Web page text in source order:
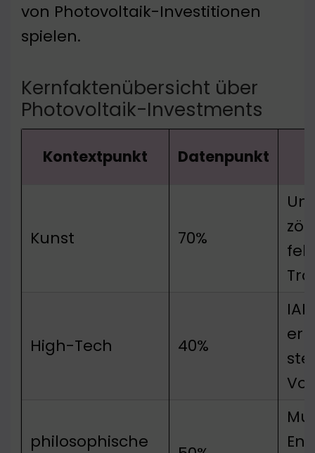
von Photovoltaik-Investitionen
spielen.
Kernfaktenübersicht über
Photovoltaik-Investments
Kontextpunkt Datenpunkt
Kunst 70%
High-Tech 40%
philosophische